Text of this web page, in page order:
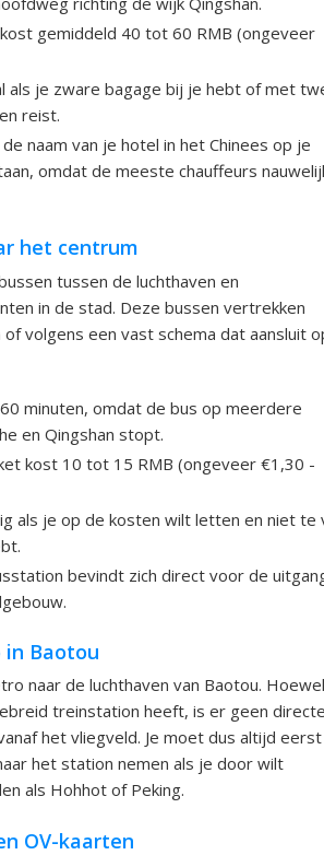
gemiddeld 40 tot 60 RMB (ongeveer
als je zware bagage bij je hebt of met
reist.
naam van je hotel in het Chinees op je
omdat de meeste chauffeurs
het centrum
tussen de luchthaven en
in de stad. Deze bussen vertrekken
volgens een vast schema dat aansluit
minuten, omdat de bus op meerdere
en Qingshan stopt.
kost 10 tot 15 RMB (ongeveer €1,30 -
als je op de kosten wilt letten en niet te
bevindt zich direct voor de
Baotou
naar de luchthaven van Baotou. Hoewel
treinstation heeft, is er geen
het vliegveld. Je moet dus altijd eerst
het station nemen als je door wilt
als Hohhot of Peking.
OV-kaarten